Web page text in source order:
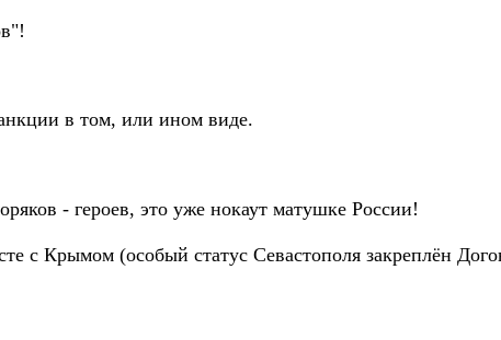
в том, или ином виде.
- героев, это уже нокаут матушке России!
с Крымом (особый статус Севастополя закреплён